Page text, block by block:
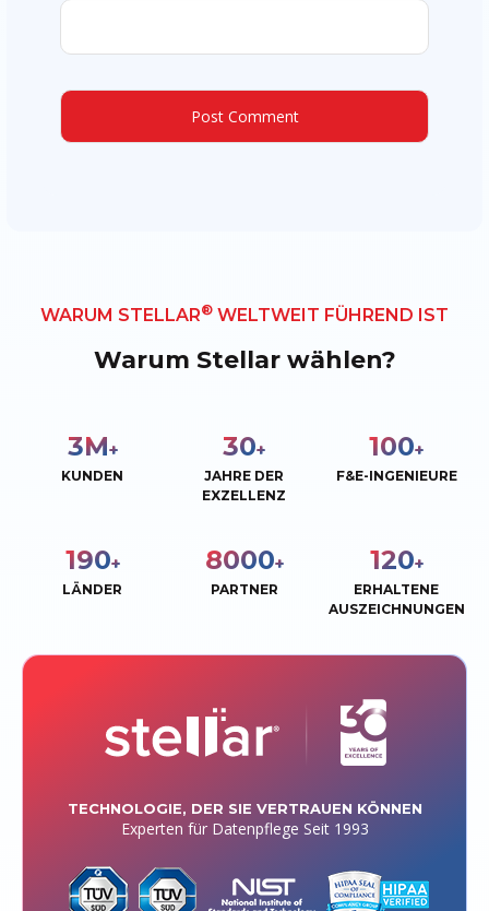
WARUM STELLAR® WELTWEIT FÜHREND IST
Warum Stellar wählen?
3M+
KUNDEN
30+
JAHRE DER
EXZELLENZ
100+
F&E-INGENIEURE
190+
LÄNDER
8000+
PARTNER
120+
ERHALTENE
AUSZEICHNUNGEN
TECHNOLOGIE, DER SIE VERTRAUEN KÖNNEN
Experten für Datenpflege Seit 1993